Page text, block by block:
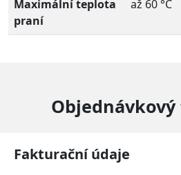
Maximální teplota
praní
až 60 °C
Fakturační údaje